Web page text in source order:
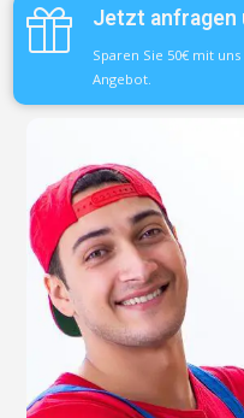
Jetzt anfragen
Sparen Sie 50€ mit
Angebot.